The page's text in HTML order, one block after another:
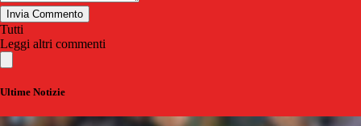
Invia Commento
Tutti
Leggi altri commenti
Ultime Notizie